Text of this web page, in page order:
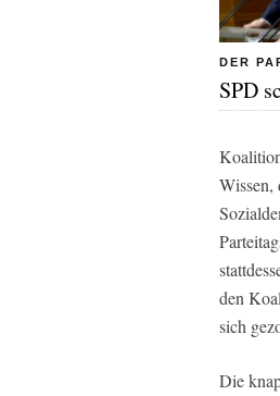
DER
SPD
Wissen,
den
sich
Die